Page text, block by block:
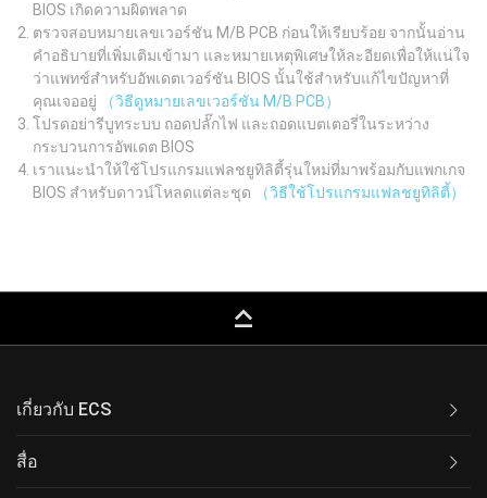
BIOS เกิดความผิดพลาด
ตรวจสอบหมายเลขเวอร์ชัน M/B PCB ก่อนให้เรียบร้อย จากนั้นอ่าน
คำอธิบายที่เพิ่มเติมเข้ามา และหมายเหตุพิเศษให้ละอียดเพื่อให้แน่ใจ
ว่าแพทช์สำหรับอัพเดตเวอร์ชัน BIOS นั้นใช้สำหรับแก้ไขปัญหาที่
คุณเจออยู่
（วิธีดูหมายเลขเวอร์ชัน M/B PCB）
โปรดอย่ารีบูทระบบ ถอดปลั๊กไฟ และถอดแบตเตอรี่ในระหว่าง
กระบวนการอัพเดต BIOS
เราแนะนำให้ใช้โปรแกรมแฟลชยูทิลิตี้รุ่นใหม่ที่มาพร้อมกับแพกเกจ
BIOS สำหรับดาวน์โหลดแต่ละชุด
（วิธีใช้โปรแกรมแฟลชยูทิลิตี้）
keyboard_capslock
เกี่ยวกับ ECS
สื่อ